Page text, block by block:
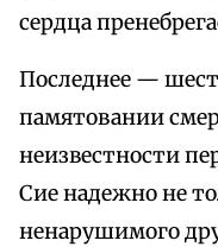
сердца
Последнее —
памятовании
неизвестности
Сие надежно не
ненарушимого